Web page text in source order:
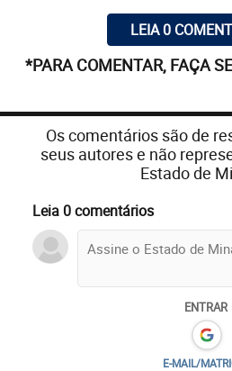
LEIA 0
*PARA COMENTAR, FAÇA
Os comentários são de
seus autores e não
Estado de
Leia 0 comentários
ENTRAR
E-MAIL/